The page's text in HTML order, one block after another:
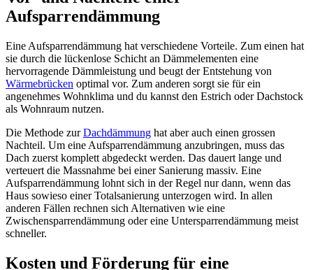
Aufsparrendämmung
Eine Aufsparrendämmung hat verschiedene Vorteile. Zum einen hat
sie durch die lückenlose Schicht an Dämmelementen eine
hervorragende Dämmleistung und beugt der Entstehung von
Wärmebrücken optimal vor. Zum anderen sorgt sie für ein
angenehmes Wohnklima und du kannst den Estrich oder Dachstock
als Wohnraum nutzen.
Die Methode zurDachdämmung hat aber auch einen grossen
Nachteil. Um eine Aufsparrendämmung anzubringen, muss das
Dach zuerst komplett abgedeckt werden. Das dauert lange und
verteuert die Massnahme bei einer Sanierung massiv. Eine
Aufsparrendämmung lohnt sich in der Regel nur dann, wenn das
Haus sowieso einer Totalsanierung unterzogen wird. In allen
anderen Fällen rechnen sich Alternativen wie eine
Zwischensparrendämmung oder eine Untersparrendämmung meist
schneller.
Kosten und Förderung für eine